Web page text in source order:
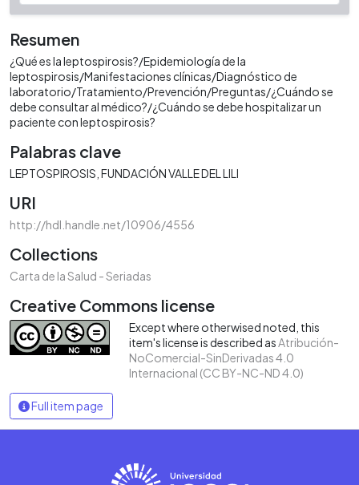
Resumen
¿Qué es la leptospirosis?/Epidemiología de la
leptospirosis/Manifestaciones clínicas/Diagnóstico de
laboratorio/Tratamiento/Prevención/Preguntas/¿Cuándo se
debe consultar al médico?/¿Cuándo se debe hospitalizar un
paciente con leptospirosis?
Palabras clave
LEPTOSPIROSIS FUNDACIÓN VALLE DEL LILI
URI
http://hdl.handle.net/10906/4556
Collections
Carta de la Salud - Seriadas
Creative Commons license
Except where otherwised noted, this
item's license is described asAtribución-
NoComercial-SinDerivadas 4.0
Internacional (CC BY-NC-ND 4.0)
Full item page